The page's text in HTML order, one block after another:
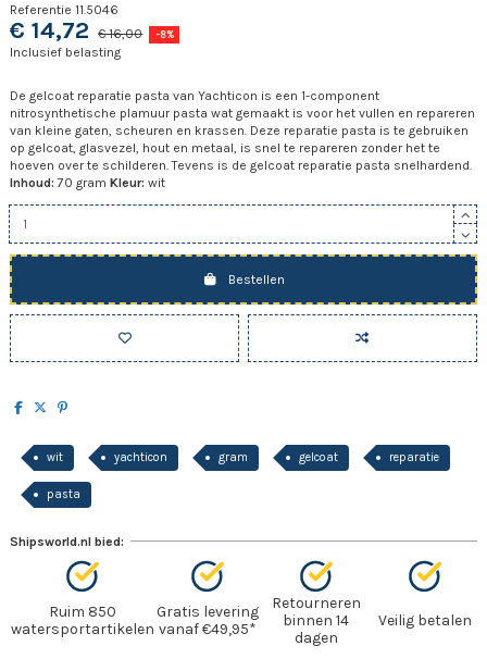
Referentie 11.5046
€ 14,72 € 16,00 -8%
Inclusief belasting
De gelcoat reparatie pasta van Yachticon is een 1-component
nitrosynthetische plamuur pasta wat gemaakt is voor het vullen en repareren
van kleine gaten, scheuren en krassen. Deze reparatie pasta is te gebruiken
op gelcoat, glasvezel, hout en metaal, is snel te repareren zonder het te
hoeven over te schilderen. Tevens is de gelcoat reparatie pasta snelhardend.
Inhoud: 70 gram Kleur: wit
Bestellen
wit yachticon gram gelcoat reparatie
pasta
Shipsworld.nl bied:
Ruim 850
watersportartikelen
Gratis levering
vanaf €49,95*
Retourneren
binnen 14
dagen
Veilig betalen